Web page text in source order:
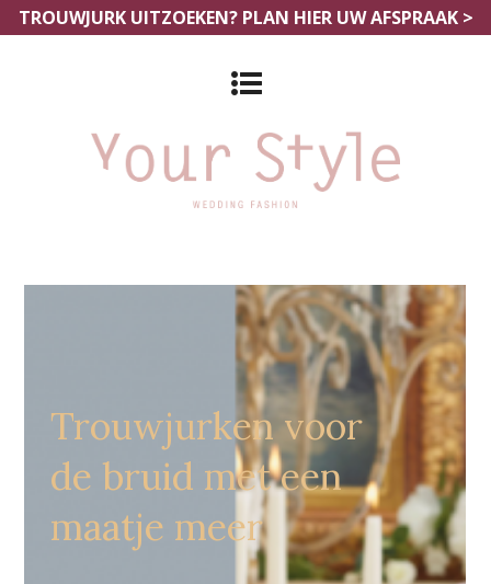
TROUWJURK UITZOEKEN? PLAN HIER UW AFSPRAAK >
Grote Maten Bruidsmode Ede
Trouwjurken voor
de bruid met een
maatje meer